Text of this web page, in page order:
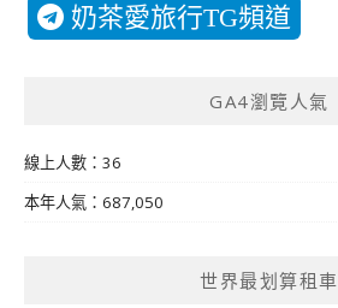
奶茶愛旅行TG頻道
GA4瀏覽人氣
線上人數：36
本年人氣：687,050
世界最划算租車